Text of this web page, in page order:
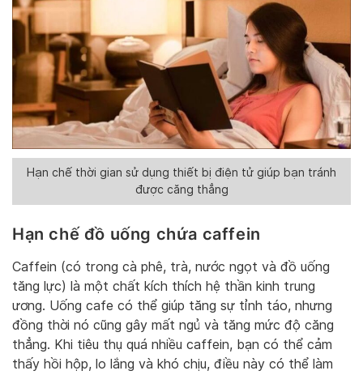
Hạn chế thời gian sử dụng thiết bị điện tử giúp bạn tránh
được căng thẳng
Hạn chế đồ uống chứa caffein
Caffein (có trong cà phê, trà, nước ngọt và đồ uống
tăng lực) là một chất kích thích hệ thần kinh trung
ương. Uống cafe có thể giúp tăng sự tỉnh táo, nhưng
đồng thời nó cũng gây mất ngủ và tăng mức độ căng
thẳng. Khi tiêu thụ quá nhiều caffein, bạn có thể cảm
thấy hồi hộp, lo lắng và khó chịu, điều này có thể làm